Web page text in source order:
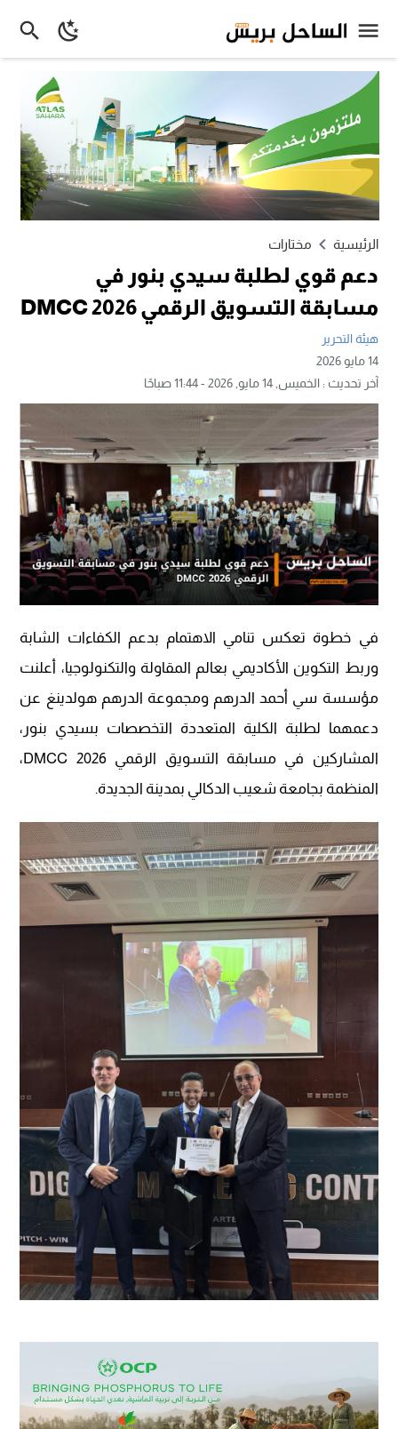
الرئيسية مختارات
دعم قوي لطلبة سيدي بنور في
مسابقة التسويق الرقمي DMCC 2026
هيئة التحرير
14 مايو 2026
آخر تحديث :الخميس, 14 مايو, 2026 - 11:44 صباحًا
في خطوة تعكس تنامي الاهتمام بدعم الكفاءات الشابة
وربط التكوين الأكاديمي بعالم المقاولة والتكنولوجيا، أعلنت
مؤسسة سي أحمد الدرهم ومجموعة الدرهم هولدينغ عن
دعمهما لطلبة الكلية المتعددة التخصصات بسيدي بنور،
المشاركين في مسابقة التسويق الرقمي DMCC 2026،
المنظمة بجامعة شعيب الدكالي بمدينة الجديدة.